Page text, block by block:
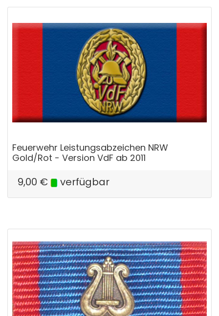
Feuerwehr Leistungsabzeichen NRW
Gold/Rot - Version VdF ab 2011
9,00 € verfügbar